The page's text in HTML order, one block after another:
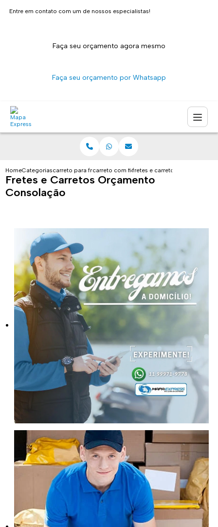
Entre em contato com um de nossos especialistas!
Faça seu orçamento agora mesmo
Faça seu orçamento por Whatsapp
HomeCategoriascarreto para fretescarreto com fiorino sao paulo
fretes e carretos orcamento
Fretes e Carretos Orçamento
Consolação